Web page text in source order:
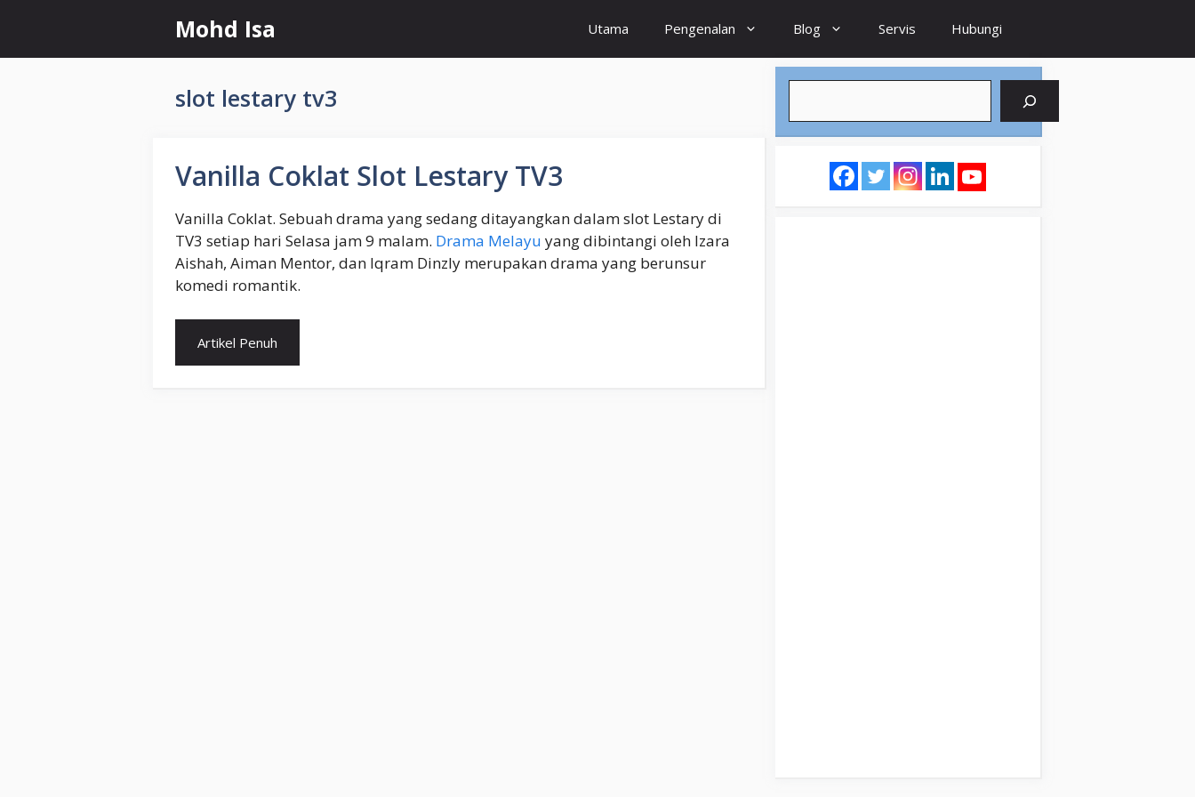
content
Mohd Isa Utama Pengenalan Blog Servis Hubungi
slot lestary tv3
Vanilla Coklat Slot Lestary TV3
Vanilla Coklat. Sebuah drama yang sedang ditayangkan dalam slot Lestary di
TV3 setiap hari Selasa jam 9 malam. Drama Melayu yang dibintangi oleh Izara
Aishah, Aiman Mentor, dan Iqram Dinzly merupakan drama yang berunsur
komedi romantik.
Artikel Penuh